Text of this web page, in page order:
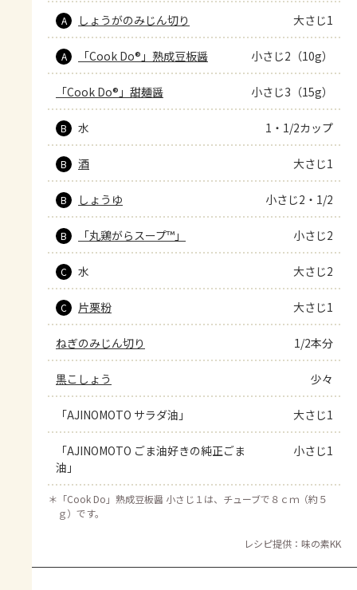
A しょうがのみじん切り 大さじ1
A 「Cook Do®」熟成豆板醤 小さじ2（10g）
「Cook Do®」甜麺醤 小さじ3（15g）
B 水 1・1/2カップ
B 酒 大さじ1
B しょうゆ 小さじ2・1/2
B 「丸鶏がらスープ™」 小さじ2
C 水 大さじ2
C 片栗粉 大さじ1
ねぎのみじん切り 1/2本分
黒こしょう 少々
「AJINOMOTO サラダ油」 大さじ1
「AJINOMOTO ごま油好きの純正ごま
油」
小さじ1
＊ 「Cook Do」熟成豆板醤 小さじ１は、チューブで８ｃｍ（約５
ｇ）です。
レシピ提供：味の素KK